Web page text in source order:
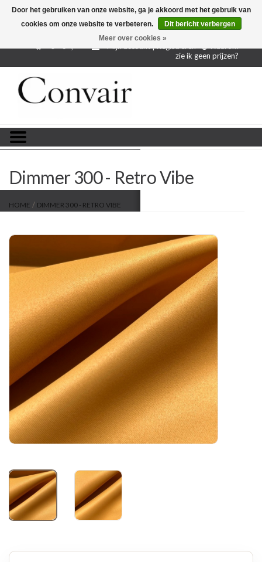
Gratis verzending bij aankoop vanaf € 250,-
Gratis
0 - €--,--
Mijn account | Registreren
Waarom
zie ik geen prijzen?
Stoffen per meter
Restanten
Dimmer 300 - Retro Vibe
HOME / DIMMER 300 - RETRO VIBE
Door het gebruiken van onze website, ga je akkoord met het gebruik van
cookies om onze website te verbeteren.
Dit bericht verbergen
Meer over cookies »